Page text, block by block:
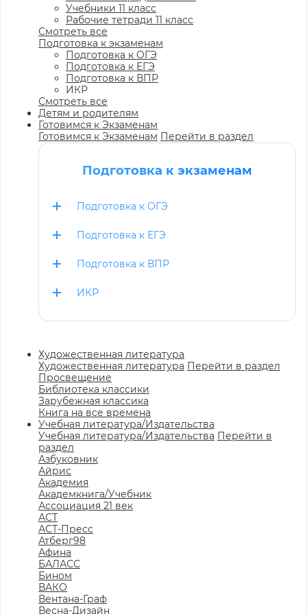
Учебники 11 класс
Рабочие тетради 11 класс
Смотреть все
Подготовка к экзаменам
Подготовка к ОГЭ
Подготовка к ЕГЭ
Подготовка к ВПР
ИКР
Смотреть все
Детям и родителям
Готовимся к Экзаменам
Готовимся к Экзаменам Перейти в раздел
Подготовка к экзаменам
Подготовка к ОГЭ
Подготовка к ЕГЭ
Подготовка к ВПР
ИКР
Художественная литература
Художественная литература Перейти в раздел
Просвещение
Библиотека классики
Зарубежная классика
Книга на все времена
Учебная литература/Издательства
Учебная литература/Издательства Перейти в
раздел
Азбуковник
Айрис
Академия
Академкнига/Учебник
Ассоциация 21 век
АСТ
АСТ-Пресс
Атберг98
Афина
БАЛАСС
Бином
ВАКО
Вентана-Граф
Весна-Дизайн